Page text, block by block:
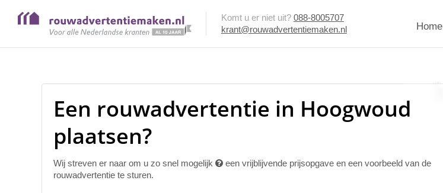
Komt u er niet uit? 088-8005707
krant@rouwadvertentiemaken.nl
Home
Een rouwadvertentie in Hoogwoud
plaatsen?
Wij streven er naar om u zo snel mogelijk
een vrijblijvende prijsopgave en een voorbeeld van de
rouwadvertentie te sturen.